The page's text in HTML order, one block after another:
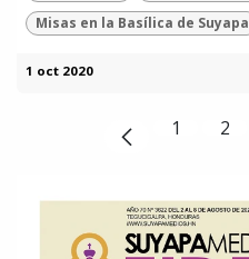
Misas en la Basílica de Suyapa
1 oct 2020
1 2